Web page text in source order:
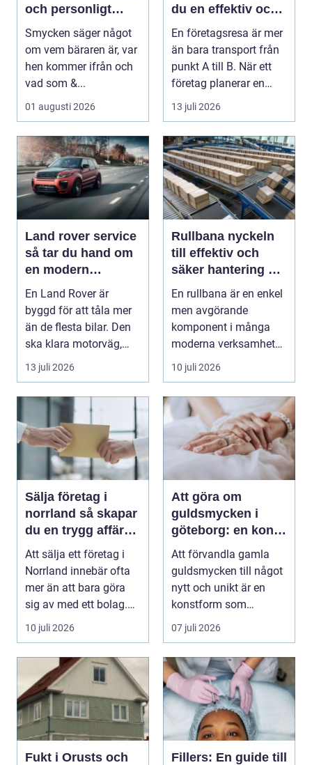
och personligt
uttryck
Smycken säger något
om vem bäraren är, var
hen kommer ifrån och
vad som &...
01 augusti 2026
du en effektiv och
minnesvärd resa
En företagsresa är mer
än bara transport från
punkt A till B. När ett
företag planerar en
resa för m...
13 juli 2026
Land rover service
så tar du hand om
en modern
klassiker
En Land Rover är
byggd för att tåla mer
än de flesta bilar. Den
ska klara motorväg,
stadstrafik, gru...
13 juli 2026
Rullbana nyckeln
till effektiv och
säker hantering av
gods
En rullbana är en enkel
men avgörande
komponent i många
moderna verksamheter.
Den används för att fl...
10 juli 2026
Sälja företag i
norrland så skapar
du en trygg affär
från start till mål
Att sälja ett företag i
Norrland innebär ofta
mer än att bara göra
sig av med ett bolag.
För många ä...
10 juli 2026
Att göra om
guldsmycken i
göteborg: en konst
att förnya det
gamla
Att förvandla gamla
guldsmycken till något
nytt och unikt är en
konstform som
kombinerar
traditionel...
07 juli 2026
Fukt i Orusts och
Fillers: En guide till